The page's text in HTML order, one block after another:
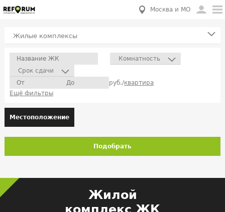
Москва и МО
Жилые комплексы
Комнатность
Срок сдачи
руб./квартира
Ещё фильтры
Местоположение
Подобрать
Жилой